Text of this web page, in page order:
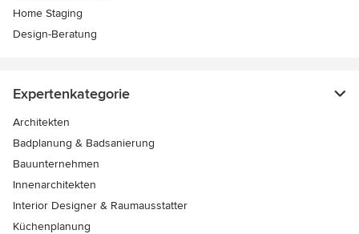
Home Staging
Design-Beratung
Expertenkategorie
Architekten
Badplanung & Badsanierung
Bauunternehmen
Innenarchitekten
Interior Designer & Raumausstatter
Küchenplanung